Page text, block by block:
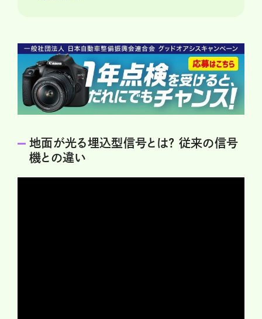
地面が光る埋込型信号とは? 従来の信号
機との違い